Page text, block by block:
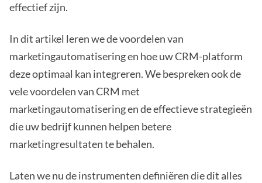
effectief zijn.
In dit artikel leren we de voordelen van
marketingautomatisering en hoe uw CRM-platform
deze optimaal kan integreren. We bespreken ook de
vele voordelen van CRM met
marketingautomatisering en de effectieve strategieën
die uw bedrijf kunnen helpen betere
marketingresultaten te behalen.
Laten we nu de instrumenten definiëren die dit alles